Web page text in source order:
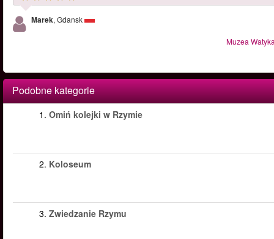
Marek, Gdansk
Muzea
Podobne kategorie
1. Omiń kolejki w Rzymie
2. Koloseum
3. Zwiedzanie Rzymu